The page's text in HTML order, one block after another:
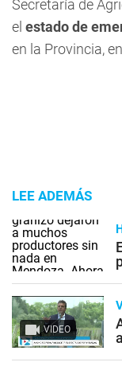
Secretaría de
el estado de
en la Provincia,
LEE ADEMÁS
VIDEO